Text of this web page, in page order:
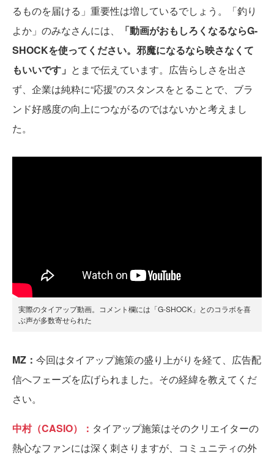
るものを届ける」重要性は増しているでしょう。「釣り
よか」のみなさんには、
「動画がおもしろくなるならG-
SHOCKを使ってください。邪魔になるなら映さなくて
もいいです」 とまで伝えています。広告らしさを出さ
ず、企業は純粋に“応援”のスタンスをとることで、ブラ
ンド好感度の向上につながるのではないかと考えまし
た。
実際のタイアップ動画。コメント欄には「G-SHOCK」とのコラボを喜
ぶ声が多数寄せられた
MZ： 今回はタイアップ施策の盛り上がりを経て、広告配
信へフェーズを広げられました。その経緯を教えてくだ
さい。
中村（CASIO）： タイアップ施策はそのクリエイターの
熱心なファンには深く刺さりますが、コミュニティの外